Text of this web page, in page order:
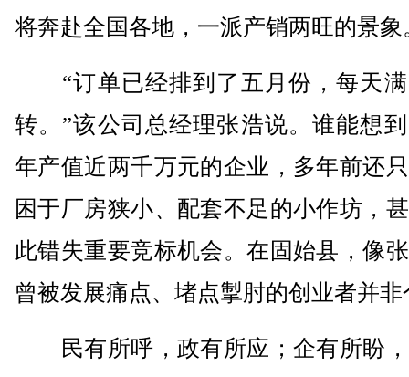
将奔赴全国各地，一派产销两旺的景象
“订单已经排到了五月份，每天满
转。”该公司总经理张浩说。谁能想
年产值近两千万元的企业，多年前还
困于厂房狭小、配套不足的小作坊，
此错失重要竞标机会。在固始县，像
曾被发展痛点、堵点掣肘的创业者并非
民有所呼，政有所应；企有所盼